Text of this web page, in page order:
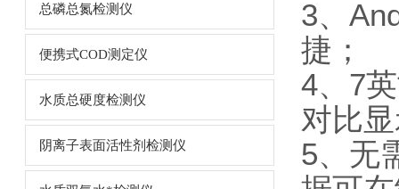
总磷总氮检测仪
便携式COD测定仪
水质总硬度检测仪
阴离子表面活性剂检测仪
3、
捷；
4、7
对比
5、无